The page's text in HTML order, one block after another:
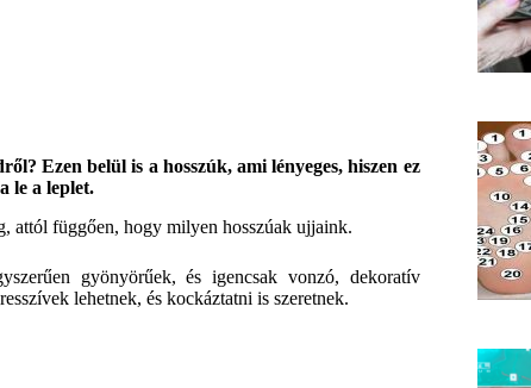
Ezen belül is a hosszúk, ami lényeges, hiszen ez
le a leplet.
attól függően, hogy milyen hosszúak ujjaink.
gyönyörűek, és igencsak vonzó, dekoratív
lehetnek, és kockáztatni is szeretnek.